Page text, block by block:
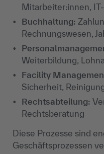
Mitarbeiter:innen,
Buchhaltung:
Rechnungswesen,
Weiterbildung,
Facility
Sicherheit,
Rechtsabteilung:
Rechtsberatung
Diese Prozesse sind
Geschäftsprozessen